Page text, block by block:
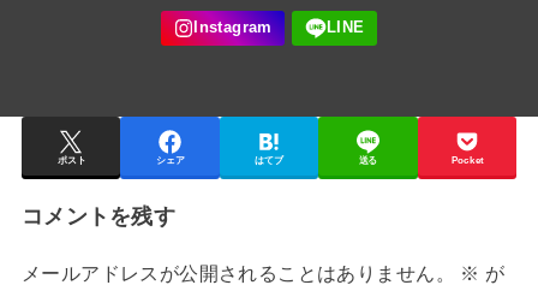
ポスト シェア はてブ 送る Pocket
コメントを残す
メールアドレスが公開されることはありません。 ※ が